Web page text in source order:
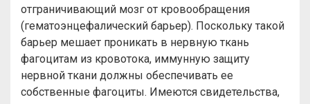
отграничивающий мозг от кровообращения
(гематоэнцефалический барьер). Поскольку такой
барьер мешает проникать в нервную ткань
фагоцитам из кровотока, иммунную защиту
нервной ткани должны обеспечивать ее
собственные фагоциты. Имеются свидетельства,